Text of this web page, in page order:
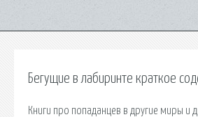
Бегущие в лабиринте краткое
Книги про попаданцев в другие миры и